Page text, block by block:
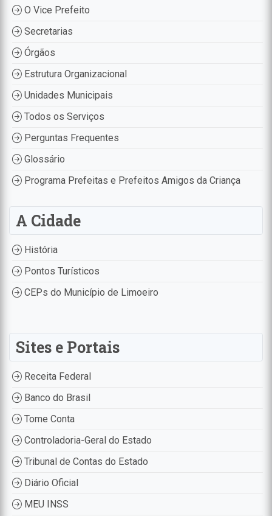
O Vice Prefeito
Secretarias
Órgãos
Estrutura Organizacional
Unidades Municipais
Todos os Serviços
Perguntas Frequentes
Glossário
Programa Prefeitas e Prefeitos Amigos da Criança
A Cidade
História
Pontos Turísticos
CEPs do Município de Limoeiro
Sites e Portais
Receita Federal
Banco do Brasil
Tome Conta
Controladoria-Geral do Estado
Tribunal de Contas do Estado
Diário Oficial
MEU INSS